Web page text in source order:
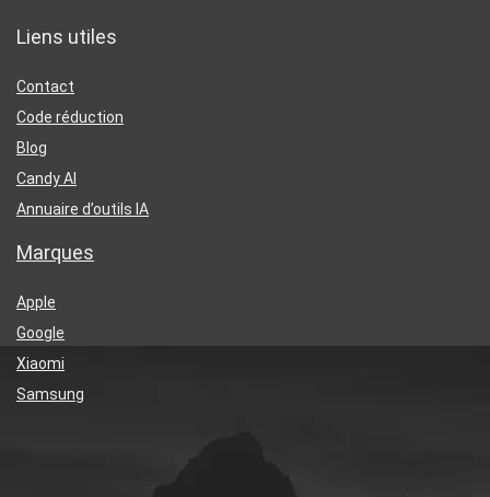
Liens utiles
Contact
Code réduction
Blog
Candy AI
Annuaire d’outils IA
Marques
Apple
Google
Xiaomi
Samsung